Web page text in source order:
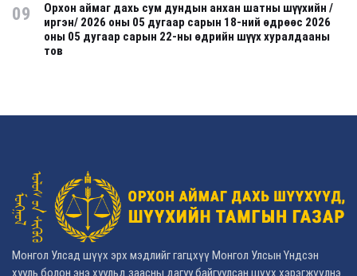
09
Орхон аймаг дахь сум дундын анхан шатны шүүхийн /
иргэн/ 2026 оны 05 дугаар сарын 18-ний өдрөөс 2026
оны 05 дугаар сарын 22-ны өдрийн шүүх хуралдааны
тов
Монгол Улсад шүүх эрх мэдлийг гагцхүү Монгол Улсын Үндсэн
хууль болон энэ хуульд заасны дагуу байгуулсан шүүх хэрэгжүүлнэ.